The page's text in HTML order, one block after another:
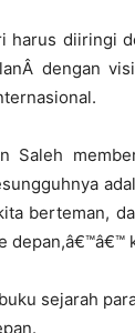
harus diiringi
dengan visi
Saleh
berteman,
depan,â€™â€™
sejarah